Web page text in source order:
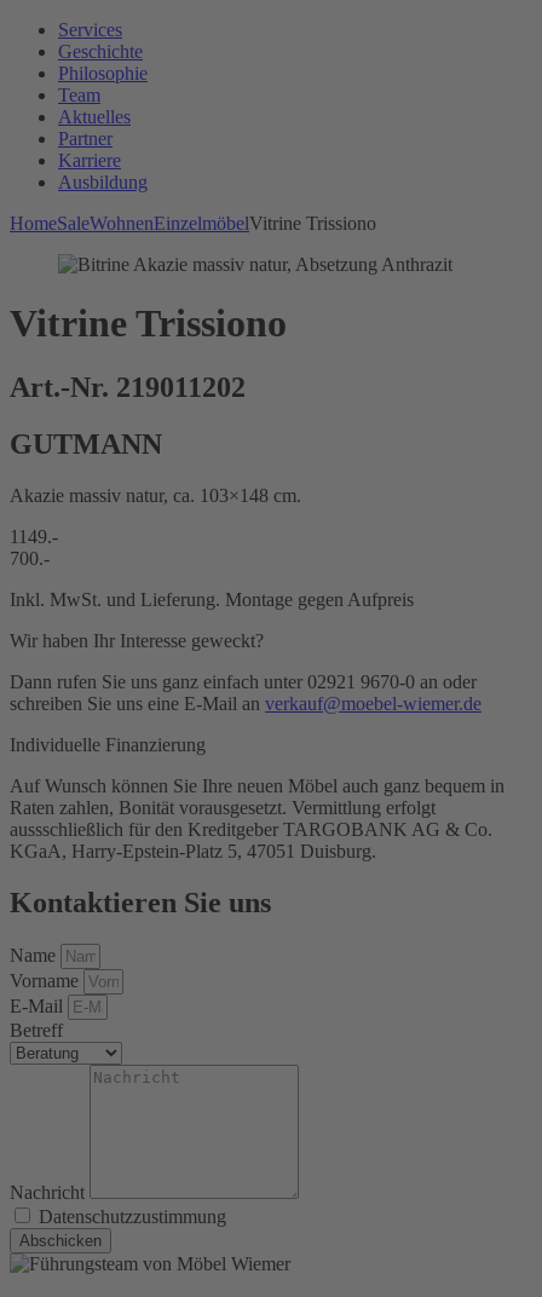
Services
Geschichte
Philosophie
Team
Aktuelles
Partner
Karriere
Ausbildung
HomeSaleWohnenEinzelmöbelVitrine Trissiono
Vitrine Trissiono
Art.-Nr. 219011202
GUTMANN
Akazie massiv natur, ca. 103×148 cm.
1149.-
700.-
Inkl. MwSt. und Lieferung. Montage gegen Aufpreis
Wir haben Ihr Interesse geweckt?
Dann rufen Sie uns ganz einfach unter 02921 9670-0 an oder
schreiben Sie uns eine E-Mail an verkauf@moebel-wiemer.de
Individuelle Finanzierung
Auf Wunsch können Sie Ihre neuen Möbel auch ganz bequem in
Raten zahlen, Bonität vorausgesetzt. Vermittlung erfolgt
aussschließlich für den Kreditgeber TARGOBANK AG & Co.
KGaA, Harry-Epstein-Platz 5, 47051 Duisburg.
Kontaktieren Sie uns
Name
Vorname
E-Mail
Betreff
Nachricht
Datenschutzzustimmung
Abschicken